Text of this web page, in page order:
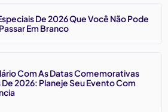
De 2026 Que Você Não Pode
Em Branco
Com As Datas Comemorativas
2026: Planeje Seu Evento Com